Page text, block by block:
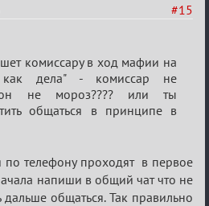
#15
комиссару в ход мафии на
как дела" - комиссар не
он не мороз???? или ты
общаться в принципе в
по телефону проходят в первое
напиши в общий чат что не
общаться. Так правильно